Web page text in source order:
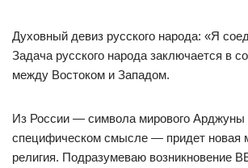
Духовный девиз русского народа: «Я
Задача русского народа заключается в
между Востоком и Западом.
Из России — символа мирового Арджуны
специфическом смысле — придет новая
религия. Подразумеваю возникновение